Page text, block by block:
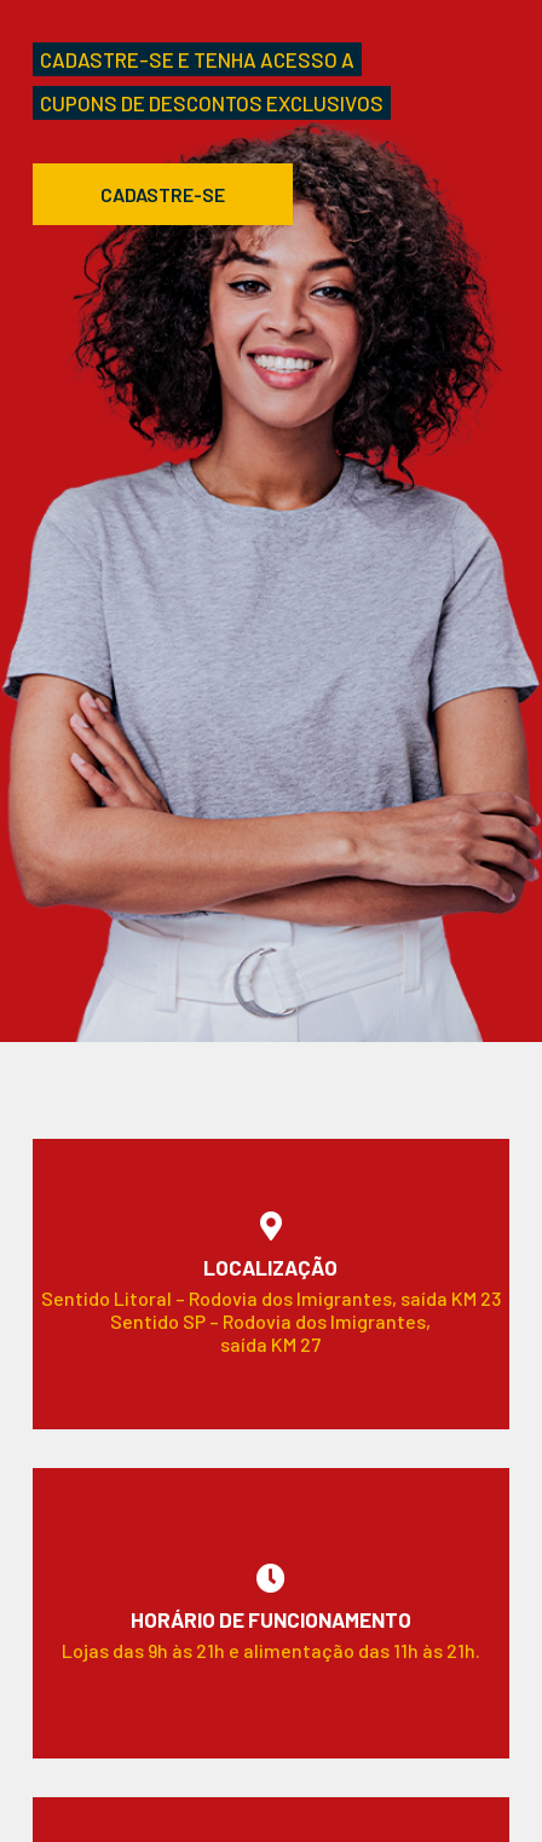
CADASTRE-SE E TENHA ACESSO A
CUPONS DE DESCONTOS EXCLUSIVOS
CADASTRE-SE
LOCALIZAÇÃO
Sentido Litoral – Rodovia dos Imigrantes, saída KM 23
Sentido SP – Rodovia dos Imigrantes,
saída KM 27
HORÁRIO DE FUNCIONAMENTO
Lojas das 9h às 21h e alimentação das 11h às 21h.